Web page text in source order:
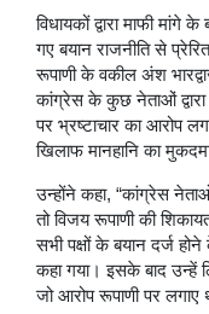
विधायकों द्वारा माफी मांगे
गए बयान राजनीति से
रूपाणी के वकील अंश
कांग्रेस के कुछ नेताओं
पर भ्रष्टाचार का आरोप
खिलाफ मानहानि का
उन्होंने कहा, “कांग्रेस
तो विजय रूपाणी की
सभी पक्षों के बयान दर्ज
कहा गया। इसके बाद उन्हें
जो आरोप रूपाणी पर